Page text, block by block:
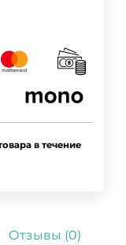
в течение
Отзывы (0)